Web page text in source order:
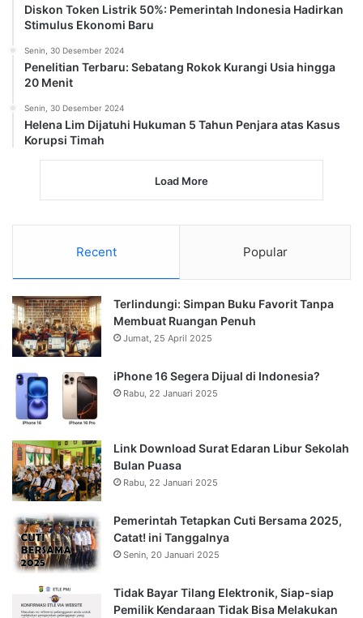
Diskon Token Listrik 50%: Pemerintah Indonesia Hadirkan
Stimulus Ekonomi Baru
Senin, 30 Desember 2024
Penelitian Terbaru: Sebatang Rokok Kurangi Usia hingga
20 Menit
Senin, 30 Desember 2024
Helena Lim Dijatuhi Hukuman 5 Tahun Penjara atas Kasus
Korupsi Timah
Load More
Recent Popular
Terlindungi: Simpan Buku Favorit Tanpa
Membuat Ruangan Penuh
Jumat, 25 April 2025
iPhone 16 Segera Dijual di Indonesia?
Rabu, 22 Januari 2025
Link Download Surat Edaran Libur Sekolah
Bulan Puasa
Rabu, 22 Januari 2025
Pemerintah Tetapkan Cuti Bersama 2025,
Catat! ini Tanggalnya
Senin, 20 Januari 2025
Tidak Bayar Tilang Elektronik, Siap-siap
Pemilik Kendaraan Tidak Bisa Melakukan